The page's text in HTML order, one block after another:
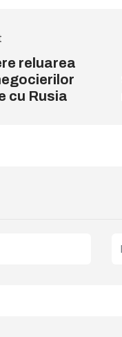
reluarea
cu Rusia